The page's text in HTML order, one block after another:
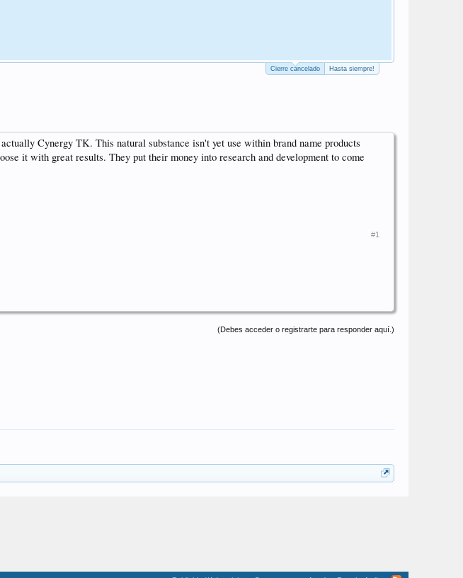
Cierre cancelado Hasta siempre!
Cynergy TK. This natural substance isn't yet use within brand name products
it with great results. They put their money into research and development to come
#1
(Debes acceder o registrarte para responder aquí.)